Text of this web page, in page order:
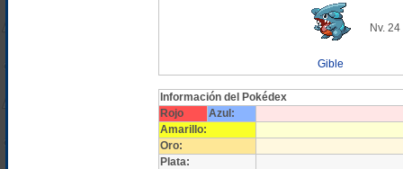
Gible
Nv. 24
Información del Pokédex
Rojo
Azul:
Amarillo:
Oro:
Plata: